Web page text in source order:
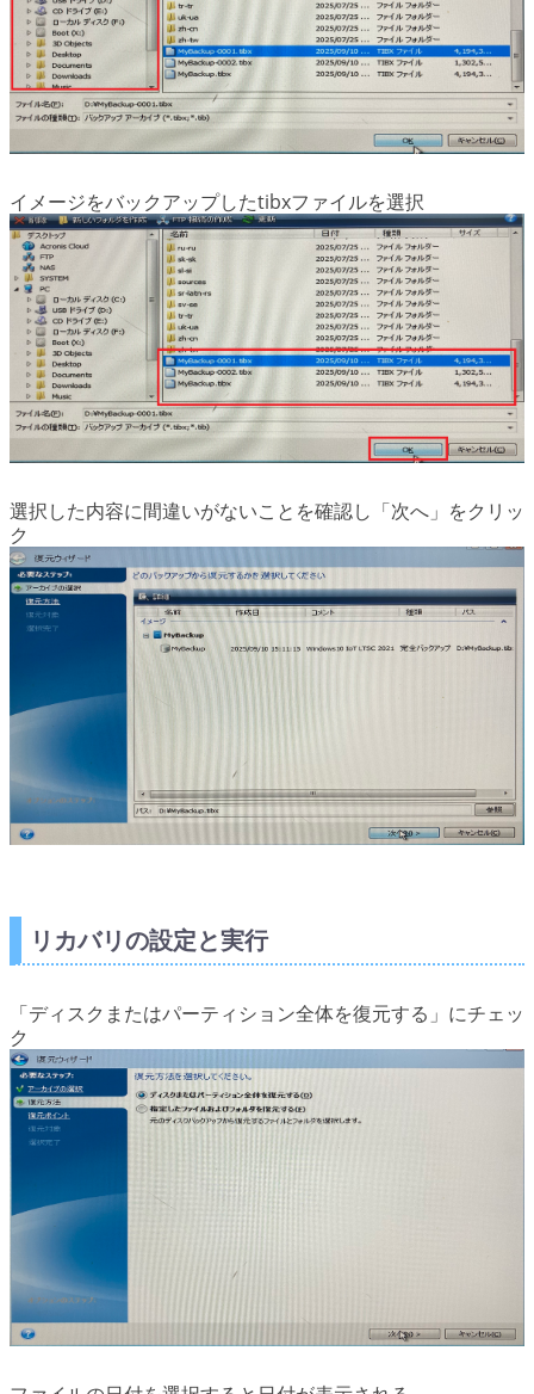
イメージをバックアップしたtibxファイルを選択
選択した内容に間違いがないことを確認し「次へ」をクリッ
ク
リカバリの設定と実行
「ディスクまたはパーティション全体を復元する」にチェッ
ク